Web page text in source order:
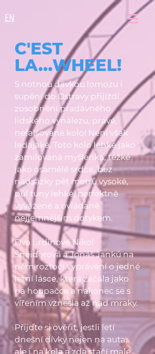
EN
C'EST
LA...WHEEL!
S notnou dávkou lomozu i
supění do Ostravy přijíždí
zosobnění pradávného
lidského vynálezu, pravé,
nefalšované kolo! Není však
ledajaké. Toto kolo lehké jako
zamilovaná myšlenka, těžké
jako osamělé srdce, bez
nadsázky pět metrů vysoké,
půl tuny lehké, perfektně
vyvážené a ovládané
nejjemnějším dotykem.
Dva hrdinové Nikol
Šneiderová a Jonáš Janků na
něm roztočí vyprávění o jedné
letní lásce, která začala jako
na houpačce a nakonec se s
vířením vznesla až nad mraky.
Přijďte si ověřit, jestli letí
dnešní dívky nejen na auta,
ale i na kola a zda stačí malé